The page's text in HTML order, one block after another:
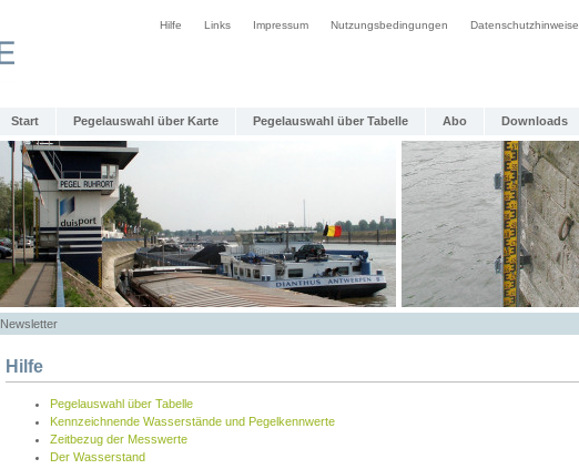
Hilfe Links Impressum Nutzungsbedingungen Datenschutzhinweise
Start Pegelauswahl über Karte Pegelauswahl über Tabelle Abo Downloads
Newsletter
Hilfe
Pegelauswahl über Tabelle
Kennzeichnende Wasserstände und Pegelkennwerte
Zeitbezug der Messwerte
Der Wasserstand